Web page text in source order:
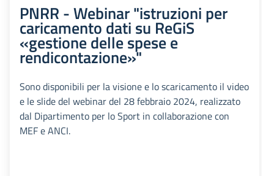
PNRR - Webinar "istruzioni per
caricamento dati su ReGiS
«gestione delle spese e
rendicontazione»"
Sono disponibili per la visione e lo scaricamento il video
e le slide del webinar del 28 febbraio 2024, realizzato
dal Dipartimento per lo Sport in collaborazione con
MEF e ANCI.